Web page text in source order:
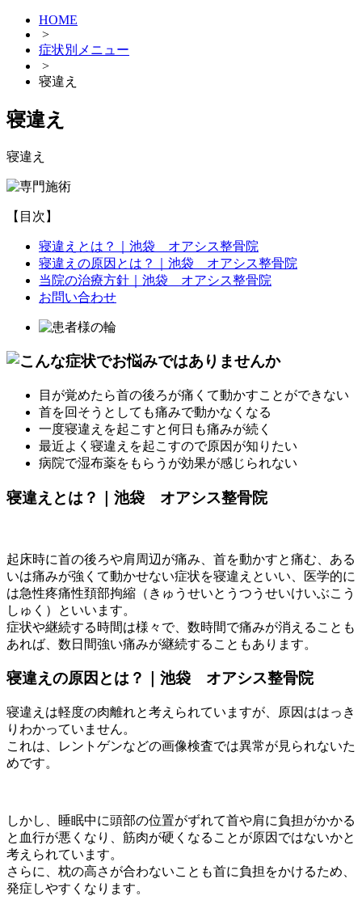
HOME
>
症状別メニュー
>
寝違え
寝違え
寝違え
【目次】
寝違えとは？｜池袋 オアシス整骨院
寝違えの原因とは？｜池袋 オアシス整骨院
当院の治療方針｜池袋 オアシス整骨院
お問い合わせ
目が覚めたら首の後ろが痛くて動かすことができない
首を回そうとしても痛みで動かなくなる
一度寝違えを起こすと何日も痛みが続く
最近よく寝違えを起こすので原因が知りたい
病院で湿布薬をもらうが効果が感じられない
寝違えとは？｜池袋 オアシス整骨院
起床時に首の後ろや肩周辺が痛み、首を動かすと痛む、ある
いは痛みが強くて動かせない症状を寝違えといい、医学的に
は急性疼痛性頚部拘縮（きゅうせいとうつうせいけいぶこう
しゅく）といいます。
症状や継続する時間は様々で、数時間で痛みが消えることも
あれば、数日間強い痛みが継続することもあります。
寝違えの原因とは？｜池袋 オアシス整骨院
寝違えは軽度の肉離れと考えられていますが、原因ははっき
りわかっていません。
これは、レントゲンなどの画像検査では異常が見られないた
めです。
しかし、睡眠中に頭部の位置がずれて首や肩に負担がかかる
と血行が悪くなり、筋肉が硬くなることが原因ではないかと
考えられています。
さらに、枕の高さが合わないことも首に負担をかけるため、
発症しやすくなります。